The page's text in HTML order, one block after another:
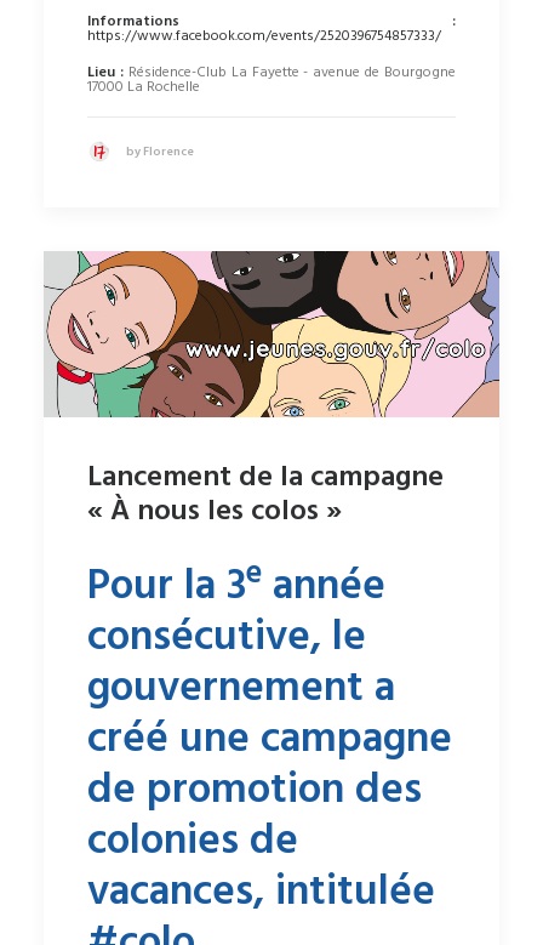
Informations :
https://www.facebook.com/events/2520396754857333/
Lieu : Résidence-Club La Fayette - avenue de Bourgogne
17000 La Rochelle
by Florence
Lancement de la campagne
« À nous les colos »
Pour la 3e année
consécutive, le
gouvernement a
créé une campagne
de promotion des
colonies de
vacances, intitulée